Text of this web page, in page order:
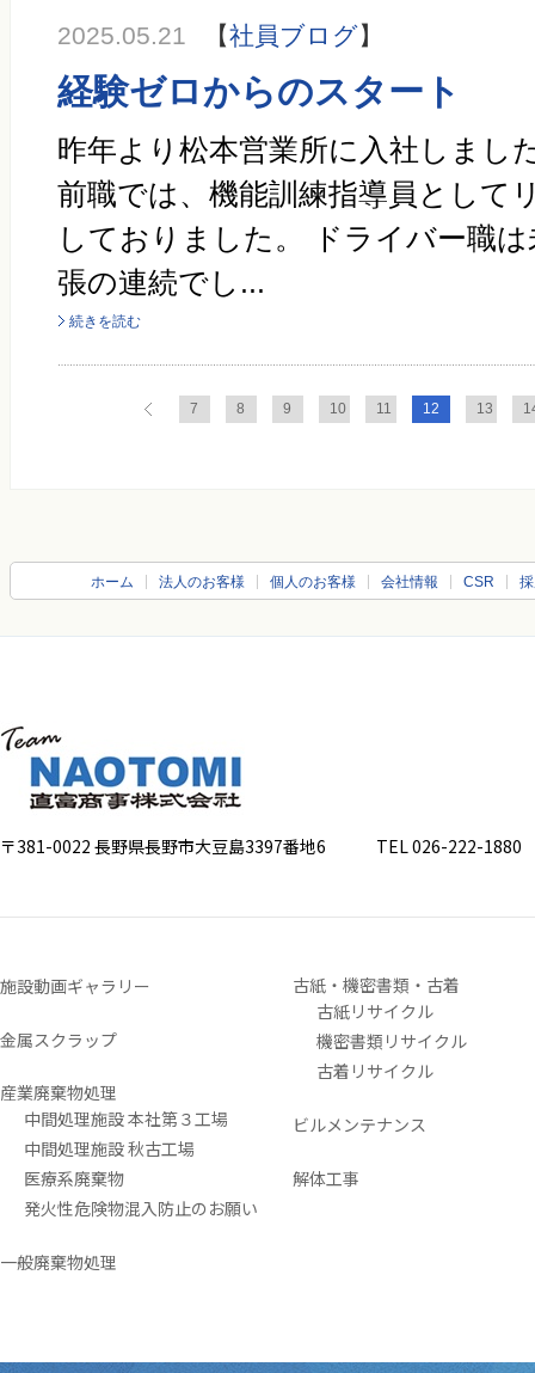
2025.05.21 【社員ブログ】
経験ゼロからのスタート
昨年より松本営業所に入社しまし
前職では、機能訓練指導員として
しておりました。 ドライバー職
張の連続でし...
続きを読む
7 8 9 10 11 12 13
ホーム 法人のお客様 個人のお客様 会社情報 CSR
〒381-0022 長野県長野市大豆島3397番地6 TEL 026-222-1880
施設動画ギャラリー
金属スクラップ
産業廃棄物処理
中間処理施設 本社第３工場
中間処理施設 秋古工場
医療系廃棄物
発火性危険物混入防止のお願い
一般廃棄物処理
古紙・機密書類・古着
古紙リサイクル
機密書類リサイクル
古着リサイクル
ビルメンテナンス
解体工事